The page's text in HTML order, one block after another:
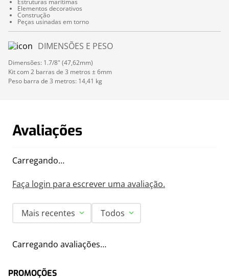
Elementos decorativos
Construção
Peças usinadas em torno
DIMENSÕES E PESO
Dimensões: 1.7/8" (47,62mm)
Kit com 2 barras de 3 metros ± 6mm
Peso barra de 3 metros: 14,41 kg
Avaliações
Carregando…
Faça login para escrever uma avaliação.
Mais recentes Todos
Carregando avaliações…
PROMOÇÕES